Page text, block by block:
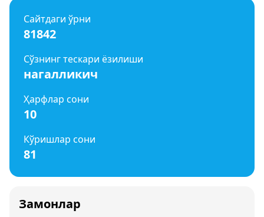
Сайтдаги ўрни
81842
Сўзнинг тескари ёзилиши
нагалликич
Ҳарфлар сони
10
Кўришлар сони
81
Замонлар